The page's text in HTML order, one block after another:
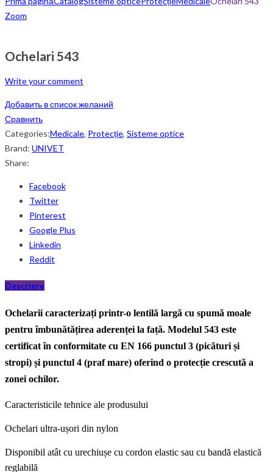
Zoom
Ochelari 543
Write your comment
Добавить в список желаний
Сравнить
Categories:Medicale, Protecție, Sisteme optice
Brand: UNIVET
Share:
Facebook
Twitter
Pinterest
Google Plus
Linkedin
Reddit
Descriere
Ochelarii caracterizați printr-o lentilă largă cu spumă moale
pentru îmbunătățirea aderenței la față. Modelul 543 este
certificat în conformitate cu EN 166 punctul 3 (picături și
stropi) și punctul 4 (praf mare) oferind o protecție crescută a
zonei ochilor.
Caracteristicile tehnice ale produsului
Ochelari ultra-ușori din nylon
Disponibil atât cu urechiușe cu cordon elastic sau cu bandă elastică
reglabilă